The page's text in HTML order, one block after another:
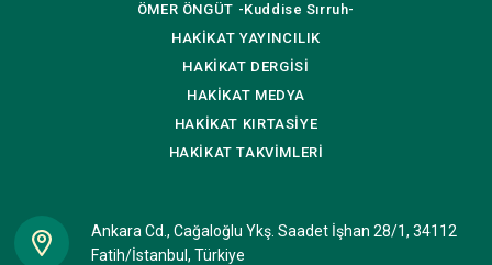
ÖMER ÖNGÜT -Kuddise Sırruh-
HAKİKAT YAYINCILIK
HAKİKAT DERGİSİ
HAKİKAT MEDYA
HAKİKAT KIRTASİYE
HAKİKATTAKVİMLERİ
Ankara Cd., Cağaloğlu Ykş. Saadet İşhan 28/1, 34112
Fatih/İstanbul, Türkiye